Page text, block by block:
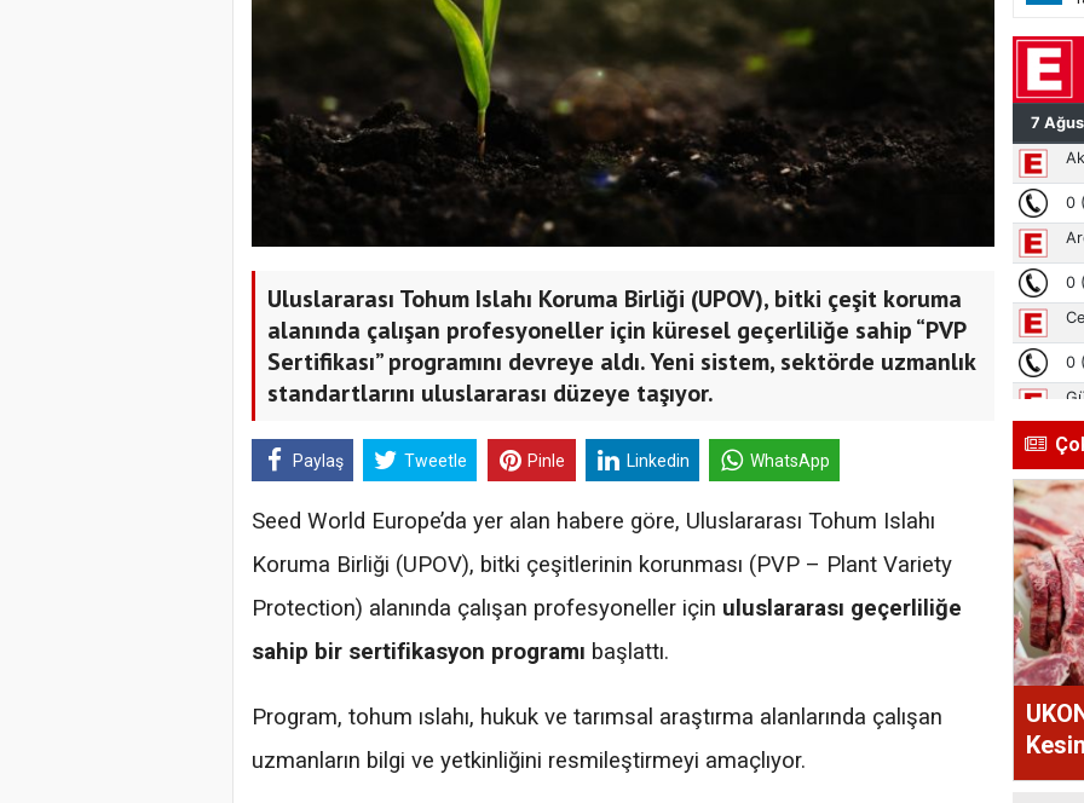
Uluslararası Tohum Islahı Koruma Birliği (UPOV), bitki çeşit koruma
alanında çalışan profesyoneller için küresel geçerliliğe sahip “PVP
Sertifikası” programını devreye aldı. Yeni sistem, sektörde uzmanlık
standartlarını uluslararası düzeye taşıyor.
Paylaş Tweetle Pinle Linkedin WhatsApp
Seed World Europe’da yer alan habere göre, Uluslararası Tohum Islahı
Koruma Birliği (UPOV), bitki çeşitlerinin korunması (PVP – Plant Variety
Protection) alanında çalışan profesyoneller için uluslararası geçerliliğe
sahip bir sertifikasyon programı başlattı.
Program, tohum ıslahı, hukuk ve tarımsal araştırma alanlarında çalışan
uzmanların bilgi ve yetkinliğini resmileştirmeyi amaçlıyor.